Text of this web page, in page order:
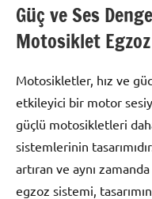
Güç ve Ses
Motosiklet Egzoz
Motosikletler, hız ve
etkileyici bir motor
güçlü motosikletleri
sistemlerinin
artıran ve aynı
egzoz sistemi,